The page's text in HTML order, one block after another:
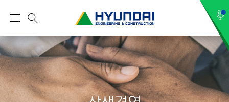
현
건
설
(
H
메
뉴
검
색